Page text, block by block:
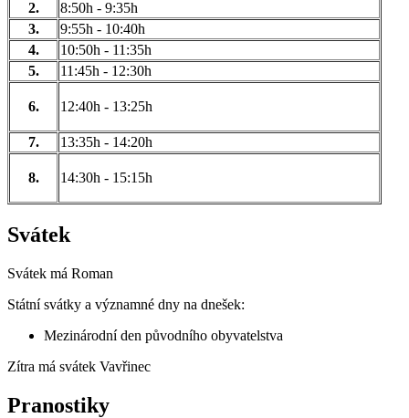
2.
8:50h - 9:35h
3.
9:55h - 10:40h
4.
10:50h - 11:35h
5.
11:45h - 12:30h
6. 12:40h - 13:25h
7. 13:35h - 14:20h
8. 14:30h - 15:15h
Svátek
Svátek má Roman
Státní svátky a významné dny na dnešek:
Mezinárodní den původního obyvatelstva
Zítra má svátek Vavřinec
Pranostiky